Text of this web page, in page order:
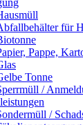
für
Pappe,
Tonne
/
/